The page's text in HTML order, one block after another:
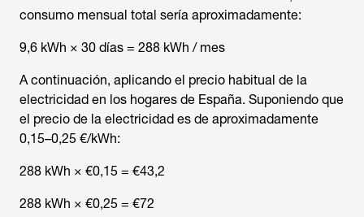
consumo mensual total sería aproximadamente:
9,6 kWh × 30 días = 288 kWh / mes
A continuación, aplicando el precio habitual de la
electricidad en los hogares de España. Suponiendo que
el precio de la electricidad es de aproximadamente
0,15–0,25 €/kWh:
288 kWh × €0,15 = €43,2
288 kWh × €0,25 = €72